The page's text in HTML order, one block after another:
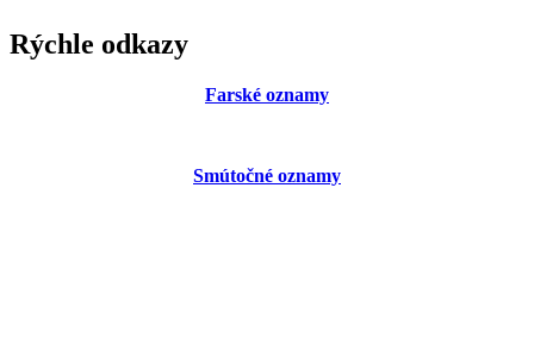
Rýchle odkazy
Farské oznamy
Smútočné oznamy